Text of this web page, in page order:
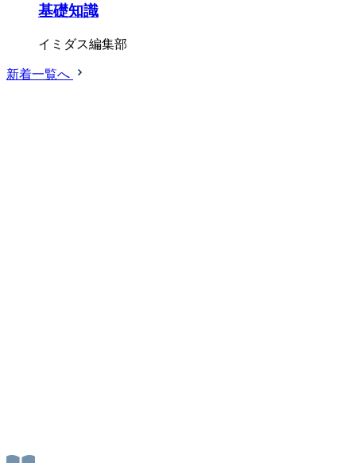
基礎知識
イミダス編集部
新着一覧へ